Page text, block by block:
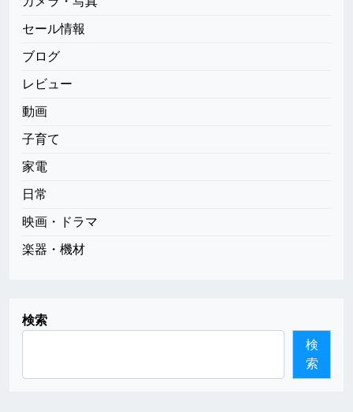
セール情報
ブログ
レビュー
動画
子育て
家電
日常
映画・ドラマ
楽器・機材
検索
検
索